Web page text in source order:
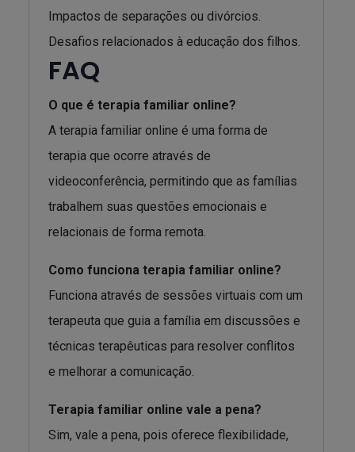
Impactos de separações ou divórcios.
Desafios relacionados à educação dos filhos.
FAQ
O que é terapia familiar online?
A terapia familiar online é uma forma de
terapia que ocorre através de
videoconferência, permitindo que as famílias
trabalhem suas questões emocionais e
relacionais de forma remota.
Como funciona terapia familiar online?
Funciona através de sessões virtuais com um
terapeuta que guia a família em discussões e
técnicas terapêuticas para resolver conflitos
e melhorar a comunicação.
Terapia familiar online vale a pena?
Sim, vale a pena, pois oferece flexibilidade,